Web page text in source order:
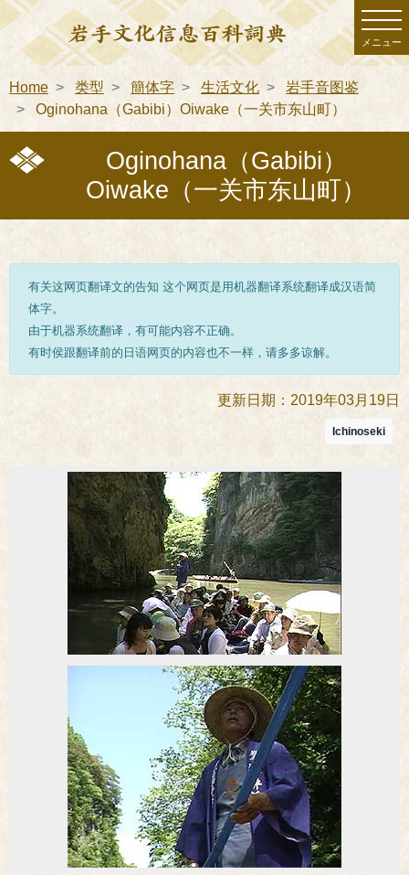
メニュー
Home 类型 簡体字 生活文化
岩手音图鉴
Oginohana（Gabibi）Oiwake（一关市东山町）
Oginohana（Gabibi）
Oiwake（一关市东山町）
有关这网页翻译文的告知 这个网页是用机器翻译系统翻译成汉语简
体字。
由于机器系统翻译，有可能内容不正确。
有时侯跟翻译前的日语网页的内容也不一样，请多多谅解。
更新日期：2019年03月19日
Ichinoseki